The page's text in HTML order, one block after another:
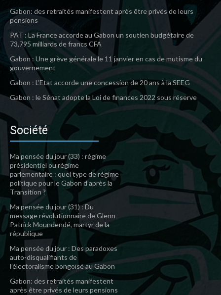
Gabon: des retraités manifestent après être privés de leurs
pensions
PAT : La France accorde au Gabon un soutien budgétaire de
73,795 milliards de francs CFA
Gabon : Une grève générale le 11 janvier en cas de mutisme du
gouvernement
Gabon : L’Etat accorde une concession de 20 ans à la SEEG
Gabon : le Sénat adopte la Loi de finances 2022 sous réserve
Société
Ma pensée du jour (33) : régime
présidentiel ou régime
parlementaire : quel type de régime
politique pour le Gabon d’après la
Transition ?
Ma pensée du jour (31) : Du
message révolutionnaire de Glenn
Patrick Moundendé, martyr de la
république
Ma pensée du jour : Des paradoxes
auto-disqualifiants de
l’électoralisme bongoïsé au Gabon
Gabon: des retraités manifestent
après être privés de leurs pensions